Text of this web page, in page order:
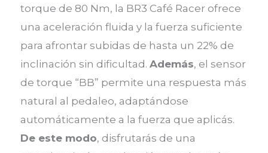
torque de 80 Nm, la BR3 Café Racer ofrece
una aceleración fluida y la fuerza suficiente
para afrontar subidas de hasta un 22% de
inclinación sin dificultad.Además, el sensor
de torque “BB” permite una respuesta más
natural al pedaleo, adaptándose
automáticamente a la fuerza que aplicás.
De este modo, disfrutarás de una